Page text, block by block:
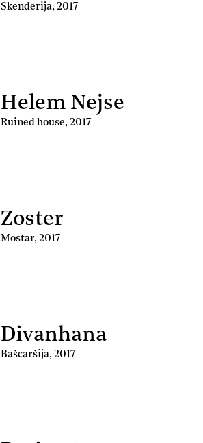
Skenderija,2017
Helem Nejse
Ruined house,2017
Zoster
Mostar,2017
Divanhana
Bašcaršija,2017